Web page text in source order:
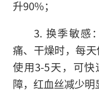
升90%；
3. 换季敏感
痛、干燥时，每
使用3-5天，可
障，红血丝减少明